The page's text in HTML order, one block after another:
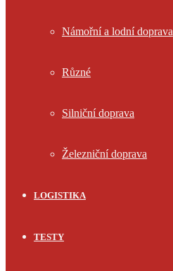
Námořní a lodní doprava
Různé
Silniční doprava
Železniční doprava
LOGISTIKA
TESTY